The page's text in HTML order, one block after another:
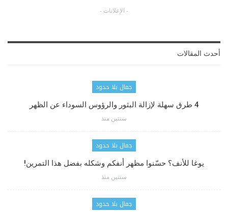
- الإعلانات -
أحدث المقالات
جمال بلا حدود
4 طرق سهلة لإزالة البثور والرؤوس السوداء عن الظهر
سنتين منذ
جمال بلا حدود
يوغا للأنف؟ حسّنوا مظهر أنفكم وشكله بفضل هذا التمرين!
سنتين منذ
جمال بلا حدود